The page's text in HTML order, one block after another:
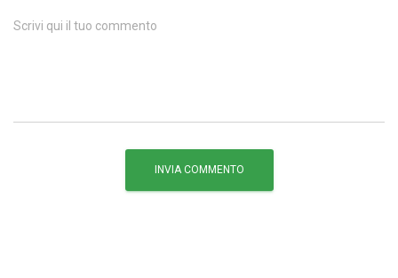
Scrivi qui il tuo commento